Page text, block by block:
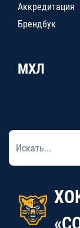
Аккредитация
Брендбук
МХЛ